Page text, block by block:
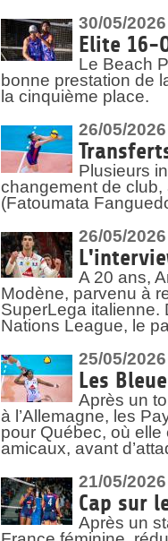
30/05/2026
Elite 16-
Le Beach
bonne prestation de
la cinquième place.
26/05/2026
Plusieurs
changement de
(Fatoumata
26/05/2026
A 20 ans,
Modène, parvenu à
SuperLega italienne.
Nations League, le
25/05/2026
Les
Après un
à l’Allemagne, les
pour Québec, où
amicaux, avant
21/05/2026
Cap sur
Après un